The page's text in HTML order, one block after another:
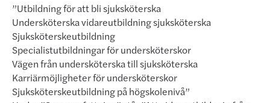
”Utbildning för att bli sjuksköterska
Undersköterska vidareutbildning sjuksköterska
Sjuksköterskeutbildning
Specialistutbildningar för undersköterskor
Vägen från undersköterska till sjuksköterska
Karriärmöjligheter för undersköterskor
Sjuksköterskeutbildning på högskolenivå”